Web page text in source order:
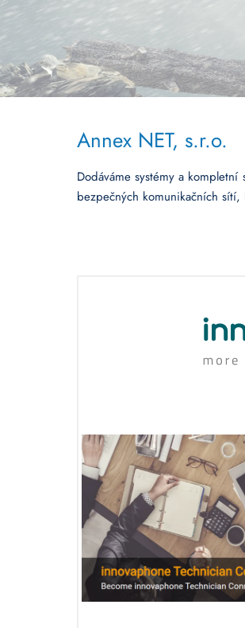
Annex NET, s.r.o.
Dodáváme systémy a
bezpečných komunikačních